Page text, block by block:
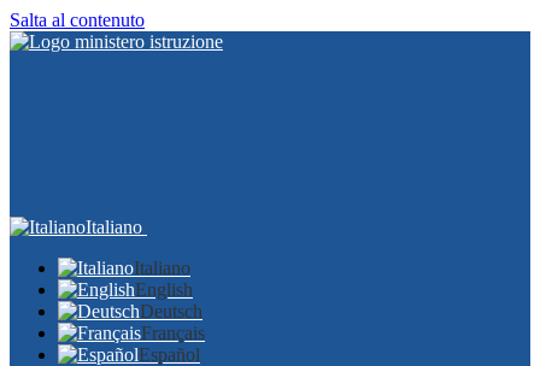
Salta al contenuto
Italiano
Italiano
English
Deutsch
Français
Español